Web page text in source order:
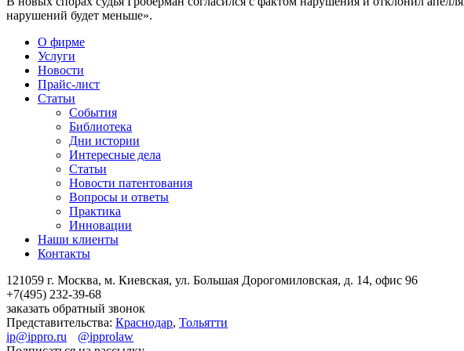
нарушений будет меньше».
О фирме
Услуги
Новости
Прайс-лист
Статьи
События
Библиотека
Дни истории
Интересные дела
Статьи
Новости патентования
Вопросы и ответы
Практика
Инновации
Наши клиенты
Контакты
121059 г. Москва, м. Киевская, ул. Большая Дорогомиловская, д. 14, офис 96
+7(495) 232-39-68
заказать обратный звонок
Представительства: Краснодар, Тольятти
ip@ippro.ru
@ipprolaw